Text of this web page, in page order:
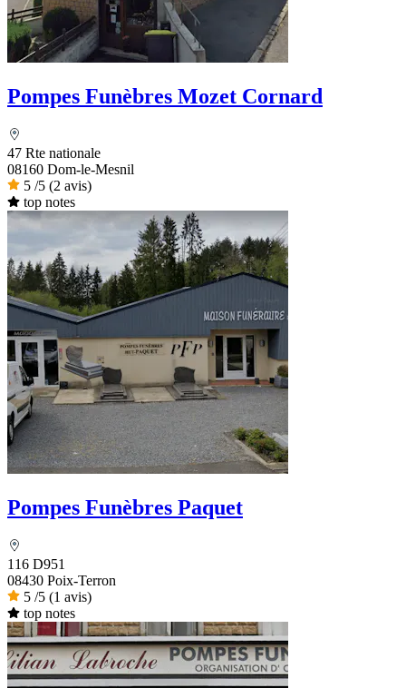
Pompes Funèbres Mozet Cornard
47 Rte nationale
08160 Dom-le-Mesnil
5 /5 (2 avis)
top notes
Pompes Funèbres Paquet
116 D951
08430 Poix-Terron
5 /5 (1 avis)
top notes